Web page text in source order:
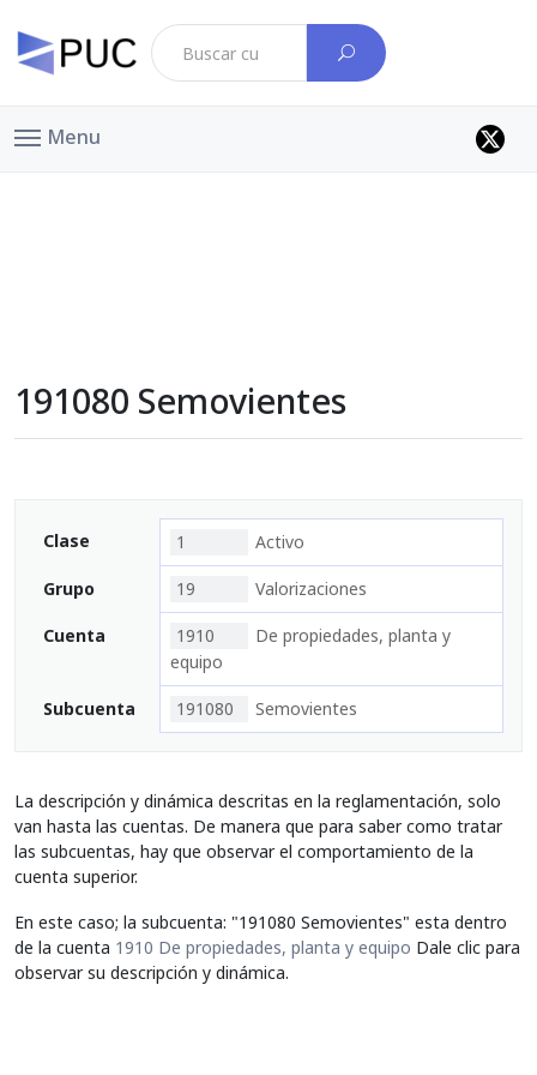
Menu
191080 Semovientes
Clase 1 Activo
Grupo 19 Valorizaciones
Cuenta 1910
De propiedades, planta y
equipo
Subcuenta 191080 Semovientes
La descripción y dinámica descritas en la reglamentación, solo
van hasta las cuentas. De manera que para saber como tratar
las subcuentas, hay que observar el comportamiento de la
cuenta superior.
En este caso; la subcuenta: "191080 Semovientes" esta dentro
de la cuenta 1910 De propiedades, planta y equipo Dale clic para
observar su descripción y dinámica.